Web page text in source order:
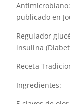
publicado en
Regulador
insulina
Receta
Ingredientes: